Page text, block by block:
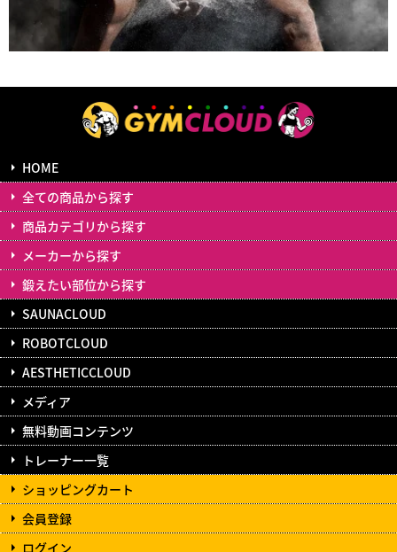
HOME
全ての商品から探す
商品カテゴリから探す
メーカーから探す
鍛えたい部位から探す
SAUNACLOUD
ROBOTCLOUD
AESTHETICCLOUD
メディア
無料動画コンテンツ
トレーナー一覧
ショッピングカート
会員登録
ログイン